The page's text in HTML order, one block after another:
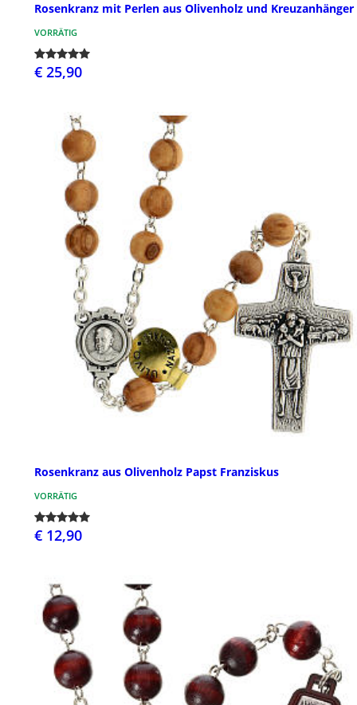
Rosenkranz mit Perlen aus Olivenholz und Kreuzanhänger
VORRÄTIG
€ 25,90
Rosenkranz aus Olivenholz Papst Franziskus
VORRÄTIG
€ 12,90